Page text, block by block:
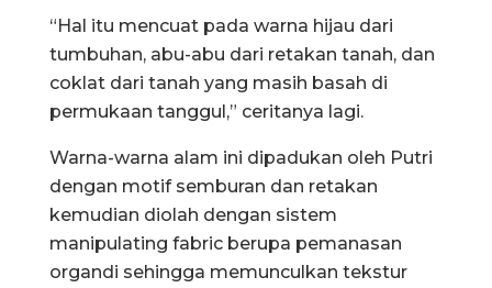
“Hal itu mencuat pada warna hijau dari
tumbuhan, abu-abu dari retakan tanah, dan
coklat dari tanah yang masih basah di
permukaan tanggul,” ceritanya lagi.
Warna-warna alam ini dipadukan oleh Putri
dengan motif semburan dan retakan
kemudian diolah dengan sistem
manipulating fabric berupa pemanasan
organdi sehingga memunculkan tekstur